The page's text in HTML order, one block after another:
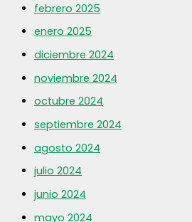
febrero 2025
enero 2025
diciembre 2024
noviembre 2024
octubre 2024
septiembre 2024
agosto 2024
julio 2024
junio 2024
mayo 2024